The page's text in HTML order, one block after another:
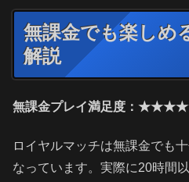
無課金でも楽しめ
解説
無課金プレイ満足度：
ロイヤルマッチは無課金でも
なっています。実際に20時間